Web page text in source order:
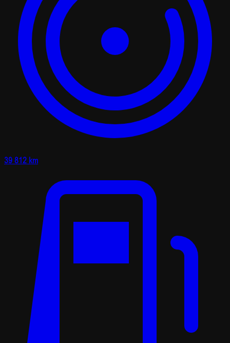
39 812 km